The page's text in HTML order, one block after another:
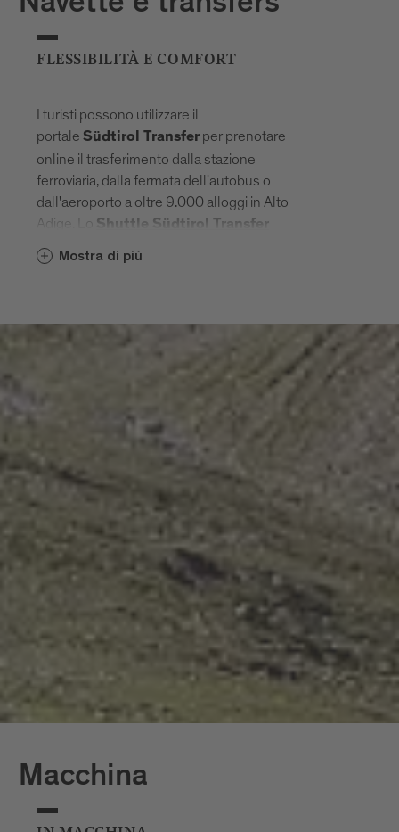
FLESSIBILITÀ E COMFORT
I turisti possono utilizzare il
portale Südtirol Transfer per prenotare
online il trasferimento dalla stazione
ferroviaria, dalla fermata dell'autobus o
dall'aeroporto a oltre 9.000 alloggi in Alto
Adige. Lo Shuttle Südtirol Transfer
accompagna con il massimo comfort
direttamante alla destinazione finale.
prenotate online tramiteBook Your
almeno 48 ore prima del viaggio
programmato, dai trasferimenti
aeroportuali alle gite di un giorno.
può effettuare una breve
sosta di massimo 15 minuti in Viale
Ratisbona per far salire e scendere i
passeggeri. Per il resto della giornata, il
3 sulla Via Canetto (Campo sportivo sud,
accanto alla Discoteca Max, è richiesto un
biglietto giornaliero di 25,00 €.).
Mostra di più
Macchina